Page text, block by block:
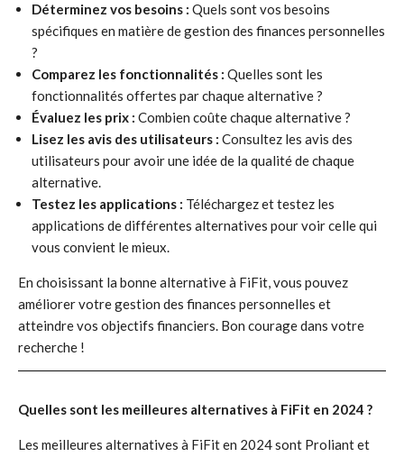
Déterminez vos besoins : Quels sont vos besoins
spécifiques en matière de gestion des finances personnelles
?
Comparez les fonctionnalités : Quelles sont les
fonctionnalités offertes par chaque alternative ?
Évaluez les prix : Combien coûte chaque alternative ?
Lisez les avis des utilisateurs : Consultez les avis des
utilisateurs pour avoir une idée de la qualité de chaque
alternative.
Testez les applications : Téléchargez et testez les
applications de différentes alternatives pour voir celle qui
vous convient le mieux.
En choisissant la bonne alternative à FiFit, vous pouvez
améliorer votre gestion des finances personnelles et
atteindre vos objectifs financiers. Bon courage dans votre
recherche !
Quelles sont les meilleures alternatives à FiFit en 2024 ?
Les meilleures alternatives à FiFit en 2024 sont Proliant et